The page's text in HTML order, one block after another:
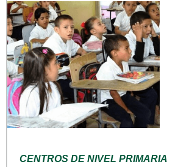
CENTROS DE NIVEL PRIMARIA